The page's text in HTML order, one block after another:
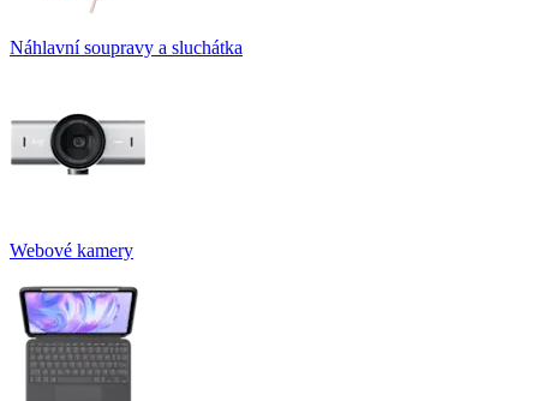
Náhlavní soupravy a sluchátka
Webové kamery